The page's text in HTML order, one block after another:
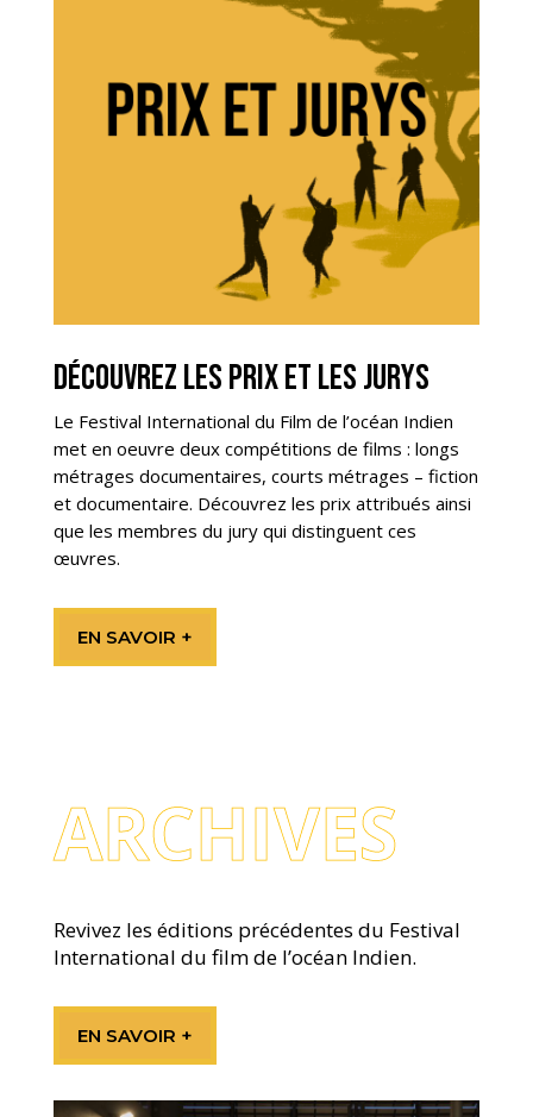
Découvrez les Prix et les Jurys
Le Festival International du Film de l’océan Indien
met en oeuvre deux compétitions de films : longs
métrages documentaires, courts métrages – fiction
et documentaire. Découvrez les prix attribués ainsi
que les membres du jury qui distinguent ces
œuvres.
EN SAVOIR +
ARCHIVES
Revivez les éditions précédentes du Festival
International du film de l’océan Indien.
EN SAVOIR +